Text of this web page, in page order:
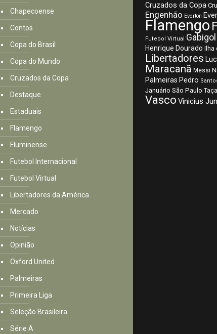
Chapecoense
Contos
Copa do Brasil
Copa do Mundo
Cruzados da Copa
Destaque
Estaduais
Flamengo
Fluminense
Futebol Internacional
Futebol Virtual
Libertadores da América
Mercado
Notícias
Opinião
Oxford United
Palmeiras
Primeira Liga
Seleção Brasileira
Série A
Cruzados da Copa
Engenhão Everton
Flamengo
Futebol Virtual Gabigol
Henrique Dourado Ilha
Libertadores
Maracanã Messi
Palmeiras Pedro
Januário São Paulo
Vasco Vinicius